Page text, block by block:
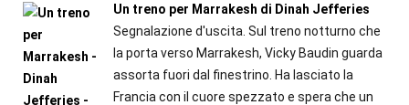
Un treno per Marrakesh di Dinah Jefferies
Segnalazione d'uscita. Sul treno notturno che
la porta verso Marrakesh, Vicky Baudin guarda
assorta fuori dal finestrino. Ha lasciato la
Francia con il cuore spezzato e spera che un